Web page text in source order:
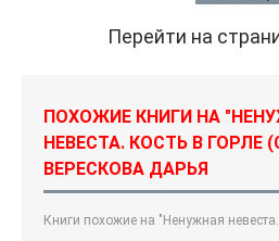
Перейти на
ПОХОЖИЕ КНИГИ НА
НЕВЕСТА. КОСТЬ В ГОРЛЕ
ВЕРЕСКОВА ДАРЬЯ
Книги похожие на "Ненужная